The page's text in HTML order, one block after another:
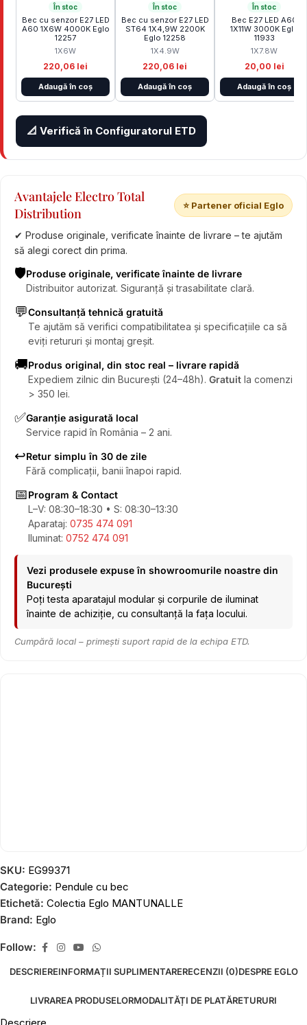
În stoc
Bec cu senzor E27 LED
A60 1X6W 4000K Eglo
12257
1X6W
220,06 lei
Adaugă în coș
În stoc
Bec cu senzor E27 LED
ST64 1X4,9W 2200K
Eglo 12258
1X4.9W
220,06 lei
Adaugă în coș
În stoc
Bec E27 LED A60
1X11W 3000K Eglo
11933
1X7.8W
20,00 lei
Adaugă în coș
📐 Verifică în Configuratorul ETD
Avantajele Electro Total
Distribution
⭐ Partener oficial Eglo
✔ Produse originale, verificate înainte de livrare – te ajutăm
să alegi corect din prima.
🛡️Produse originale, verificate înainte de livrare
Distribuitor autorizat. Siguranță și trasabilitate clară.
💬Consultanță tehnică gratuită
Te ajutăm să verifici compatibilitatea și specificațiile ca să
eviți retururi și montaj greșit.
🚚Produs original, din stoc real – livrare rapidă
Expediem zilnic din București (24–48h). Gratuit la comenzi
> 350 lei.
✅Garanție asigurată local
Service rapid în România – 2 ani.
↩️Retur simplu în 30 de zile
Fără complicații, banii înapoi rapid.
📅Program & Contact
L–V: 08:30–18:30 • S: 08:30–13:30
Aparataj: 0735 474 091
Iluminat: 0752 474 091
Vezi produsele expuse în showroomurile noastre din
București
Poți testa aparatajul modular și corpurile de iluminat
înainte de achiziție, cu consultanță la fața locului.
Cumpără local – primești suport rapid de la echipa ETD.
SKU: EG99371
Categorie: Pendule cu bec
Etichetă: Colectia Eglo MANTUNALLE
Brand: Eglo
Follow:
DESCRIEREINFORMAȚII SUPLIMENTARERECENZII (0)DESPRE EGLO
LIVRAREA PRODUSELORMODALITĂȚI DE PLATĂRETURURI
Descriere